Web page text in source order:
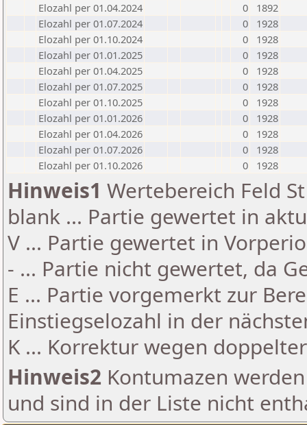
Elozahl per 01.04.2024
0
1892
Elozahl per 01.07.2024
0
1928
Elozahl per 01.10.2024
0
1928
Elozahl per 01.01.2025
0
1928
Elozahl per 01.04.2025
0
1928
Elozahl per 01.07.2025
0
1928
Elozahl per 01.10.2025
0
1928
Elozahl per 01.01.2026
0
1928
Elozahl per 01.04.2026
0
1928
Elozahl per 01.07.2026
0
1928
Elozahl per 01.10.2026
0 1928
Hinweis1 Wertebereich Feld
blank ... Partie gewertet in
V ... Partie gewertet in
- ... Partie nicht gewertet, da
E ... Partie vorgemerkt zur
Einstiegselozahl in der
K ... Korrektur wegen
Hinweis2 Kontumazen
und sind in der Liste nicht